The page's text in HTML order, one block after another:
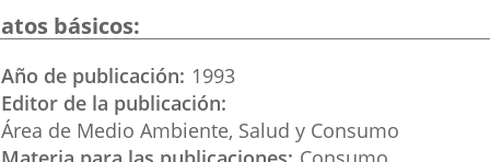
básicos
Año de publicación 1993
Editor de la publicación
Área de Medio Ambiente, Salud y Consumo